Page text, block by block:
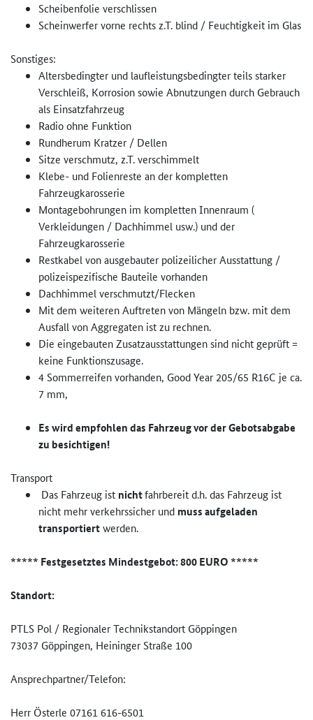
Scheibenfolie verschlissen
Scheinwerfer vorne rechts z.T. blind / Feuchtigkeit im Glas
Sonstiges:
Altersbedingter und laufleistungsbedingter teils starker
Verschleiß, Korrosion sowie Abnutzungen durch Gebrauch
als Einsatzfahrzeug
Radio ohne Funktion
Rundherum Kratzer / Dellen
Sitze verschmutz, z.T. verschimmelt
Klebe- und Folienreste an der kompletten
Fahrzeugkarosserie
Montagebohrungen im kompletten Innenraum (
Verkleidungen / Dachhimmel usw.) und der
Fahrzeugkarosserie
Restkabel von ausgebauter polizeilicher Ausstattung /
polizeispezifische Bauteile vorhanden
Dachhimmel verschmutzt/Flecken
Mit dem weiteren Auftreten von Mängeln bzw. mit dem
Ausfall von Aggregaten ist zu rechnen.
Die eingebauten Zusatzausstattungen sind nicht geprüft =
keine Funktionszusage.
4 Sommerreifen vorhanden, Good Year 205/65 R16C je ca.
7 mm,
Es wird empfohlen das Fahrzeug vor der Gebotsabgabe
zu besichtigen!
Transport
Das Fahrzeug ist nichtfahrbereit d.h. das Fahrzeug ist
nicht mehr verkehrssicher und muss aufgeladen
transportiertwerden.
***** Festgesetztes Mindestgebot: 800 EURO *****
Standort:
PTLS Pol / Regionaler Technikstandort Göppingen
73037 Göppingen, Heininger Straße 100
Ansprechpartner/Telefon:
Herr Österle 07161 616-6501